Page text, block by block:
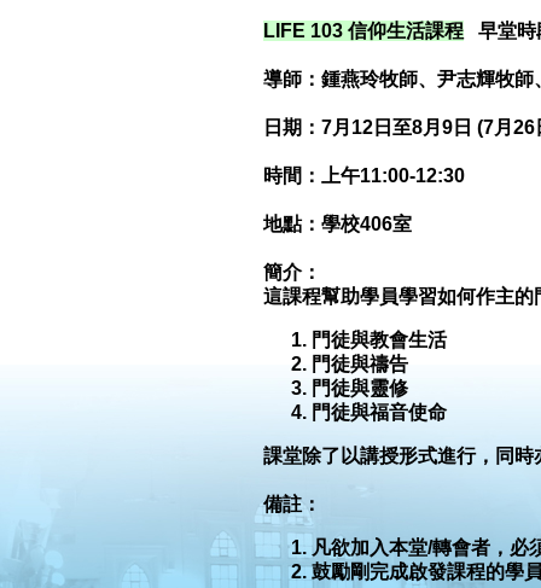
LIFE 103 信仰生活課程 早堂
導師： 鍾燕玲牧師、尹志輝牧
日期：7月12日至8月9日 (7月
時間： 上午11:00-12:30
地點： 學校406室
簡介：
這課程幫助學員學習如何作主
門徒與教會生活
門徒與禱告
門徒與靈修
門徒與福音使命
課堂除了以講授形式進行，同
備註：
凡欲加入本堂/轉會者，必
鼓勵剛完成啟發課程的學